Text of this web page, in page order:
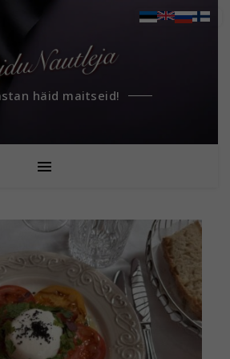
häid maitseid!